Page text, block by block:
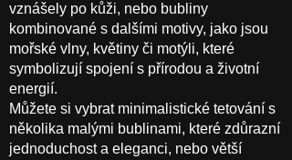
vznášely po kůži, nebo bubliny
kombinované s dalšími motivy, jako jsou
mořské vlny, květiny či motýli, které
symbolizují spojení s přírodou a životní
energií.
Můžete si vybrat minimalistické tetování s
několika malými bublinami, které zdůrazní
jednoduchost a eleganci, nebo větší